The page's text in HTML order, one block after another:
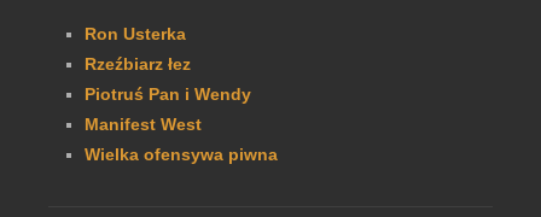
Ron Usterka
Rzeźbiarz łez
Piotruś Pan i Wendy
Manifest West
Wielka ofensywa piwna